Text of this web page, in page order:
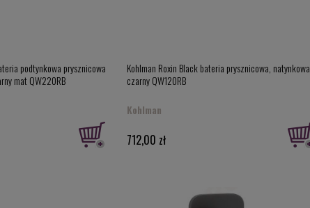
podtynkowa prysznicowa
mat QW220RB
Kohlman Roxin Black bateria prysznicowa, natynkowa,
czarny QW120RB
Kohlman
712,00 zł